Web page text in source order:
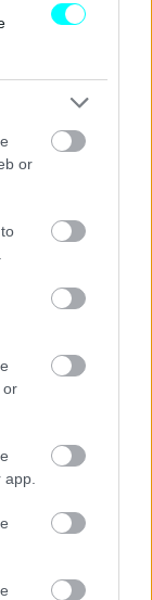
or
or
είναι
ωστόσο,
με